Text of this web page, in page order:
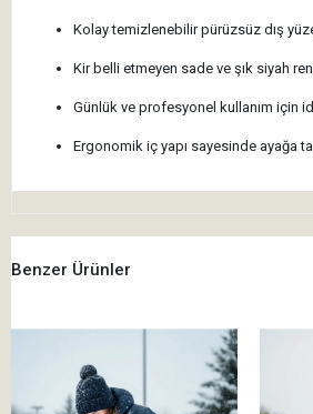
Kolay temizlenebilir pürüzsüz dış
Kir belli etmeyen sade ve şık siyah
Günlük ve profesyonel kullanım için
Ergonomik iç yapı sayesinde ayağa
Benzer Ürünler